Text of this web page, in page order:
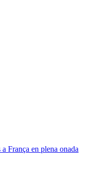
França en plena onada